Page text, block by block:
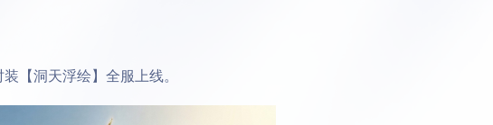
【洞天浮绘】全服上线。